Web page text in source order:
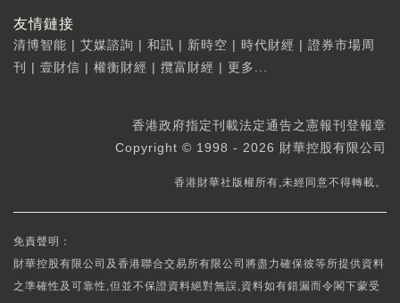
友情鏈接
清博智能 | 艾媒諮詢 | 和訊 | 新時空 | 時代財經 | 證券市場周
刊
| 壹財信 | 權衡財經 | 攬富財經 | 更多...
香港政府指定刊載法定通告之憲報刊登報章
Copyright © 1998 - 2026 財華控股有限公司
香港財華社版權所有,未經同意不得轉載。
免責聲明：
財華控股有限公司及香港聯合交易所有限公司將盡力確保彼等所提供資料
之準確性及可靠性,但並不保證資料絕對無誤,資料如有錯漏而令閣下蒙受